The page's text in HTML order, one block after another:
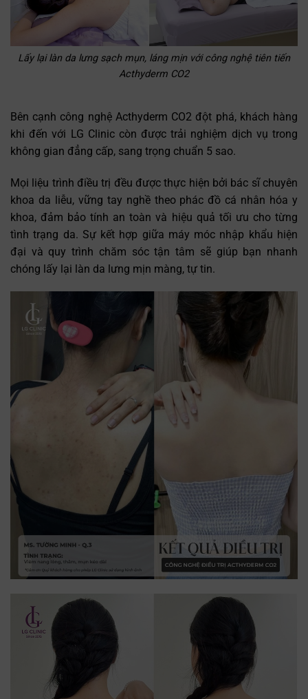
Lấy lại làn da lưng sạch mụn, láng mịn với công nghệ tiên tiến
Acthyderm CO2
Bên cạnh công nghệ Acthyderm CO2 đột phá, khách hàng
khi đến với LG Clinic còn được trải nghiệm dịch vụ trong
không gian đẳng cấp, sang trọng chuẩn 5 sao.
Mọi liệu trình điều trị đều được thực hiện bởi bác sĩ chuyên
khoa da liễu, vững tay nghề theo phác đồ cá nhân hóa y
khoa, đảm bảo tính an toàn và hiệu quả tối ưu cho từng
tình trạng da. Sự kết hợp giữa máy móc nhập khẩu hiện
đại và quy trình chăm sóc tận tâm sẽ giúp bạn nhanh
chóng lấy lại làn da lưng mịn màng, tự tin.